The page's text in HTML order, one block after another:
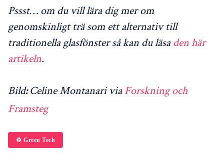
Pssst… om du vill lära dig mer om
genomskinligt trä som ett alternativ till
traditionella glasfönster så kan du läsa den här
artikeln.
Bild:Celine Montanari via Forskning och
Framsteg
♻️ Green Tech